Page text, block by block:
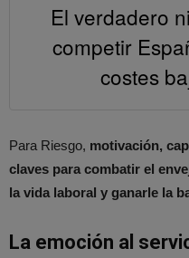
El verdadero
competir
costes
Para Riesgo, motivación,
claves para combatir el
la vida laboral y ganarle la
La emoción al